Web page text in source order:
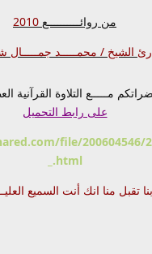
من روائــــــــــع
الشيخ / محمـــــد جمـــــال
مـــــع التلاوة القرآنية
على رابط التحميل
file/200604546/
_.html
تقبل منا انك أنت السميع